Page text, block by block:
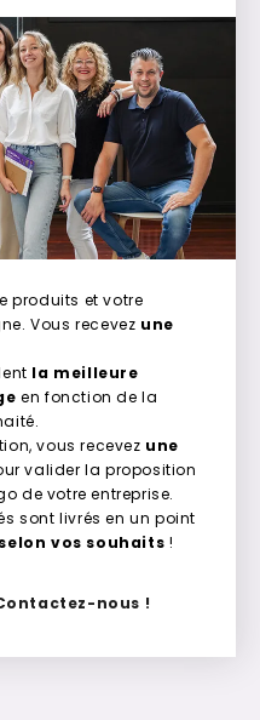
produits et votre
Vous recevez une
la meilleure
en fonction de la
vous recevez une
valider la proposition
de votre entreprise.
sont livrés en un point
selon vos souhaits !
nous !